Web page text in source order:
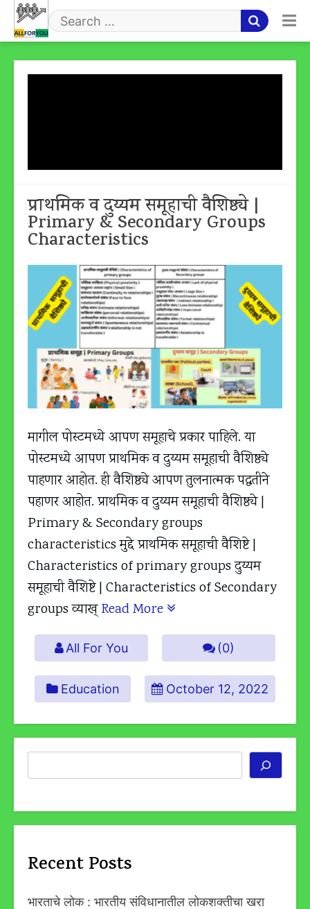
Skip
content
Search
प्राथमिक व दुय्यम समूहाची वैशिष्ठ्ये |
Primary & Secondary Groups
Characteristics
मागील पोस्टमध्ये आपण समूहाचे प्रकार पाहिले. या
पोस्टमध्ये आपण प्राथमिक व दुय्यम समूहाची वैशिष्ठ्ये
पाहणार आहोत. ही वैशिष्ठ्ये आपण तुलनात्मक पद्धतीने
पहाणर आहोत. प्राथमिक व दुय्यम समूहाची वैशिष्ठ्ये |
Primary & Secondary groups
characteristics मुद्दे प्राथमिक समूहाची वैशिष्टे |
Characteristics of primary groups दुय्यम
समूहाची वैशिष्टे | Characteristics of Secondary
groups व्याख् Read More
All For You (0)
Education October 12, 2022
Recent Posts
भारताचे लोक : भारतीय संविधानातील लोकशक्तीचा खरा